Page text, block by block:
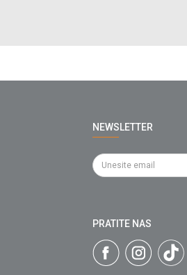
NEWSLETTER
PRATITE NAS